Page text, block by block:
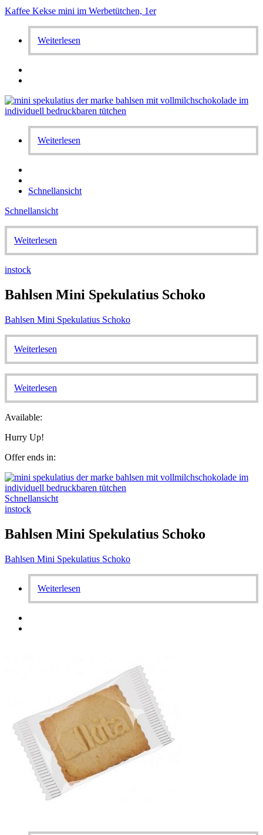
Kaffee Kekse mini im Werbetütchen, 1er
Weiterlesen
Weiterlesen
Schnellansicht
Schnellansicht
Weiterlesen
instock
Bahlsen Mini Spekulatius Schoko
Bahlsen Mini Spekulatius Schoko
Weiterlesen
Weiterlesen
Available:
Hurry Up!
Offer ends in:
Schnellansicht
instock
Bahlsen Mini Spekulatius Schoko
Bahlsen Mini Spekulatius Schoko
Weiterlesen